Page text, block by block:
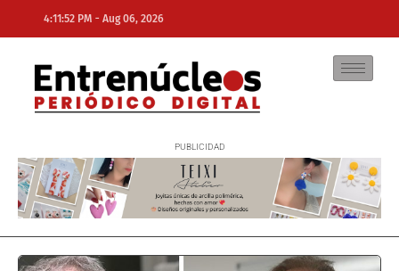
4:11:52 PM - Aug 06, 2026
NE